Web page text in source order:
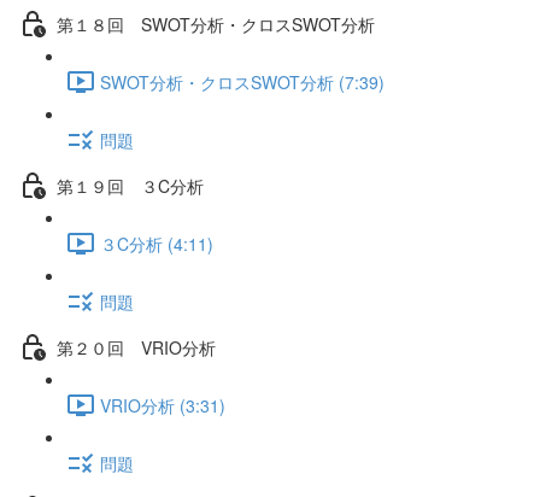
第１８回 SWOT分析・クロスSWOT分析
SWOT分析・クロスSWOT分析 (7:39)
問題
第１９回 ３C分析
３C分析 (4:11)
問題
第２０回 VRIO分析
VRIO分析 (3:31)
問題